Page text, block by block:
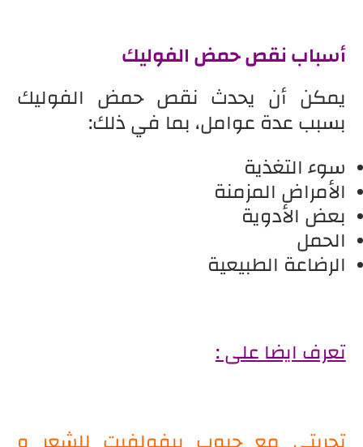
أسباب نقص حمض الفوليك
يمكن أن يحدث نقص حمض الفوليك
بسبب عدة عوامل، بما في ذلك:
سوء التغذية
الأمراض المزمنة
بعض الأدوية
الحمل
الرضاعة الطبيعية
تعرف ايضا على :